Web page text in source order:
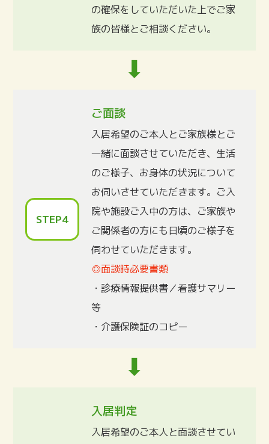
の確保をしていただいた上でご家
族の皆様とご相談ください。
STEP4
ご面談
入居希望のご本人とご家族様とご
一緒に面談させていただき、生活
のご様子、お身体の状況について
お伺いさせていただきます。ご入
院や施設ご入中の方は、ご家族や
ご関係者の方にも日頃のご様子を
伺わせていただきます。
◎面談時必要書類
・診療情報提供書／看護サマリー
等
・介護保険証のコピー
入居判定
入居希望のご本人と面談させてい